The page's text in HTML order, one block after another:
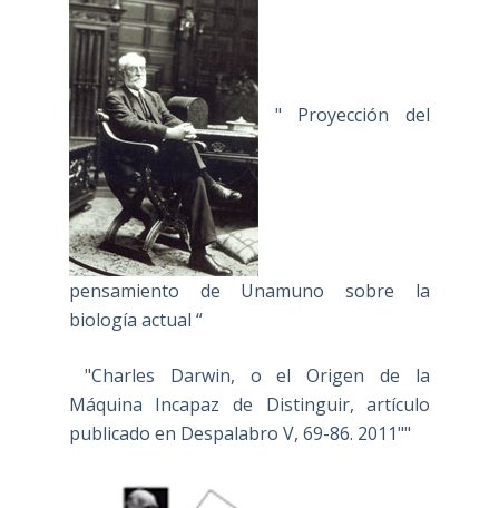
" Proyección del
pensamiento de Unamuno sobre la
biología actual “
"Charles Darwin, o el Origen de la
Máquina Incapaz de Distinguir, artículo
publicado en Despalabro V, 69-86. 2011""